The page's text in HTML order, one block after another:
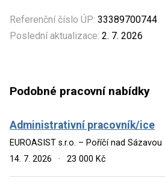
Referenční číslo ÚP: 33389700744
Poslední aktualizace: 2. 7. 2026
Podobné pracovní nabídky
Administrativní pracovník/ice
EUROASIST s.r.o. – Poříčí nad Sázavou
14. 7. 2026
· 23 000 Kč